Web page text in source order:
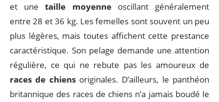
et unetaille moyenneoscillant généralement
entre 28 et 36 kg. Les femelles sont souvent un peu
plus légères, mais toutes affichent cette prestance
caractéristique. Son pelage demande une attention
régulière, ce qui ne rebute pas les amoureux de
races de chiensoriginales. D’ailleurs, le panthéon
britannique des races de chiens n’a jamais boudé le